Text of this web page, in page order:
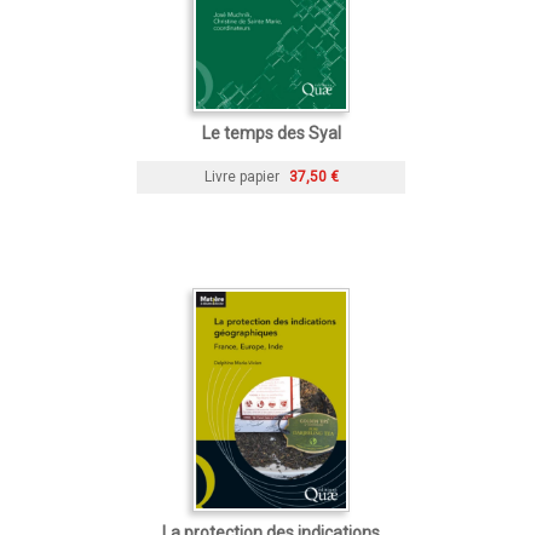
Le temps des Syal
Livre papier 37,50 €